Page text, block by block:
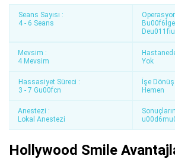
Seans Sayısı :
4 - 6 Seans
Mevsim :
4 Mevsim
Yok
Hassasiyet Süreci :
3 - 7 Gu00fcn
İşe
Hemen
Anestezi :
Lokal Anestezi
Sonuçların
Hollywood Smile